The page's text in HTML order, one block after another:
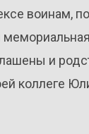
воинам,
и
коллеге